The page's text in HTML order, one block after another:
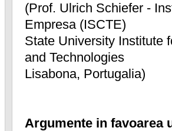
(Prof. Ulrich Schiefer -
Empresa (ISCTE)
State University Institute
and Technologies
Lisabona, Portugalia)
Argumente in favoarea